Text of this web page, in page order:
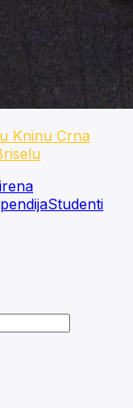
Kninu Crna
irena
Studenti